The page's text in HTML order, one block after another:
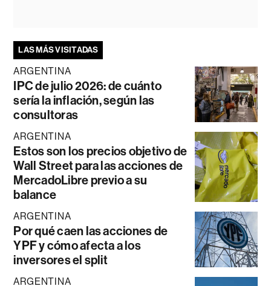
LAS MÁS VISITADAS
ARGENTINA
IPC de julio 2026: de cuánto
sería la inflación, según las
consultoras
ARGENTINA
Estos son los precios objetivo de
Wall Street para las acciones de
MercadoLibre previo a su
balance
ARGENTINA
Por qué caen las acciones de
YPF y cómo afecta a los
inversores el split
ARGENTINA